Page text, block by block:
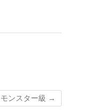
ンスター級 →